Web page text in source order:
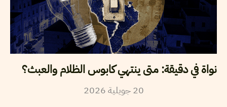
نواة في دقيقة: متى ينتهي كابوس الظلام والعبث؟
20 جويلية2026